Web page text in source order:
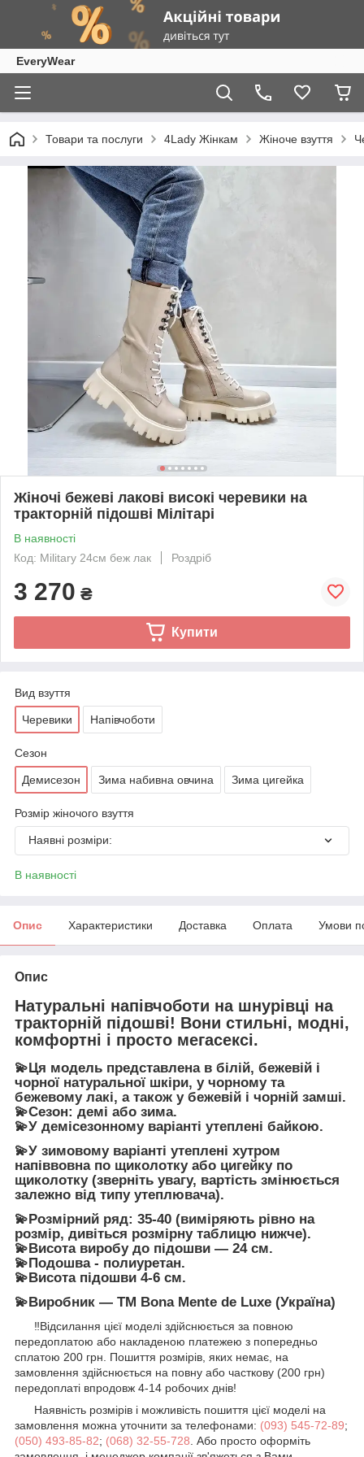
EveryWear
Товари та послуги 4Lady Жінкам Жіноче взуття
Жіночі бежеві лакові високі черевики на
тракторній підошві Мілітарі
В наявності
Код: Military 24см беж лак
Роздріб
3 270 ₴
Купити
Вид взуття
Черевики Напівчоботи
Сезон
Демисезон Зима набивна овчина Зима цигейка
Розмір жіночого взуття
Наявні розміри:
В наявності
Опис Характеристики Доставка Оплата Умови
Опис
Натуральні напівчоботи на шнурівці на
тракторній підошві! Вони стильні, модні,
комфортні і просто мегасексі.
💫Ця модель представлена в білій, бежевій і
чорної натуральної шкіри, у чорному та
бежевому лакі, а також у бежевій і чорній замші.
💫Сезон: демі або зима.
💫У демісезонному варіанті утеплені байкою.
💫У зимовому варіанті утеплені хутром
напіввовна по щиколотку або цигейку по
щиколотку (зверніть увагу, вартість змінюється
залежно від типу утеплювача).
💫Розмірний ряд: 35-40 (виміряють рівно на
розмір, дивіться розмірну таблицю нижче).
💫Висота виробу до підошви — 24 см.
💫Подошва - полиуретан.
💫Висота підошви 4-6 см.
💫Виробник — TM Bona Mente de Luxe (Україна)
‼️Відсилання цієї моделі здійснюється за повною
передоплатою або накладеною платежею з попередньо
сплатою 200 грн. Пошиття розмірів, яких немає, на
замовлення здійснюється на повну або часткову (200 грн)
передоплаті впродовж 4-14 робочих днів!️
Наявність розмірів і можливість пошиття цієї моделі на
замовлення можна уточнити за телефонами: (093) 545-72-89;
(050) 493-85-82; (068) 32-55-728. Або просто оформіть